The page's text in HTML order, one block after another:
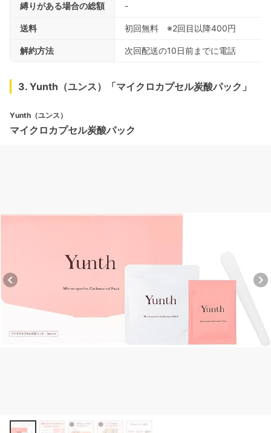
縛りがある場合の総額
-
送料 初回無料 ※2回目以降400円
解約方法 次回配送の10日前までに電話
3. Yunth（ユンス）「マイクロカプセル炭酸パック」
Yunth（ユンス）
マイクロカプセル炭酸パック